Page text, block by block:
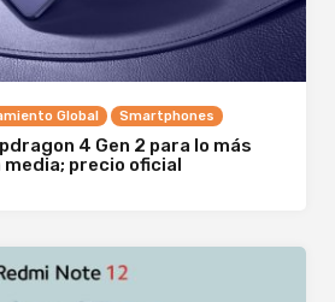
Global Smartphones
4 Gen 2 para lo más
media; precio oficial